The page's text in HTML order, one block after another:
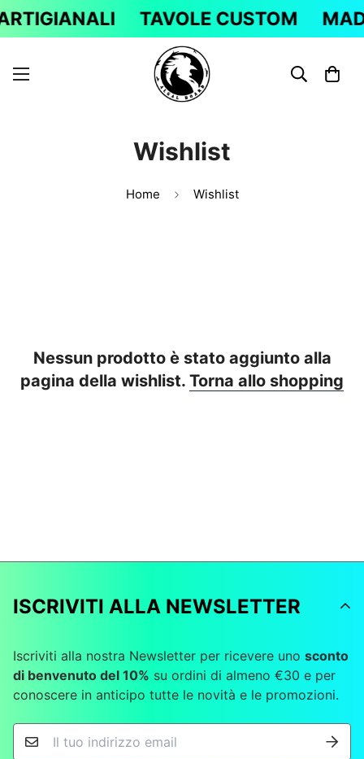
TAVOLE CUSTOM
Wishlist
Home Wishlist
Nessun prodotto è stato aggiunto alla
pagina della wishlist. Torna allo shopping
ISCRIVITI ALLA NEWSLETTER
Iscriviti alla nostra Newsletter per ricevere uno sconto
di benvenuto del 10% su ordini di almeno €30 e per
conoscere in anticipo tutte le novità e le promozioni.